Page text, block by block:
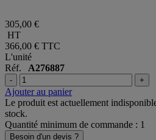
305,00 €
HT
366,00 €
L'unité
Réf.A276887
- +
Ajouter au panier
Le produit est actuellement
stock.
Quantité minimum de commande : 1